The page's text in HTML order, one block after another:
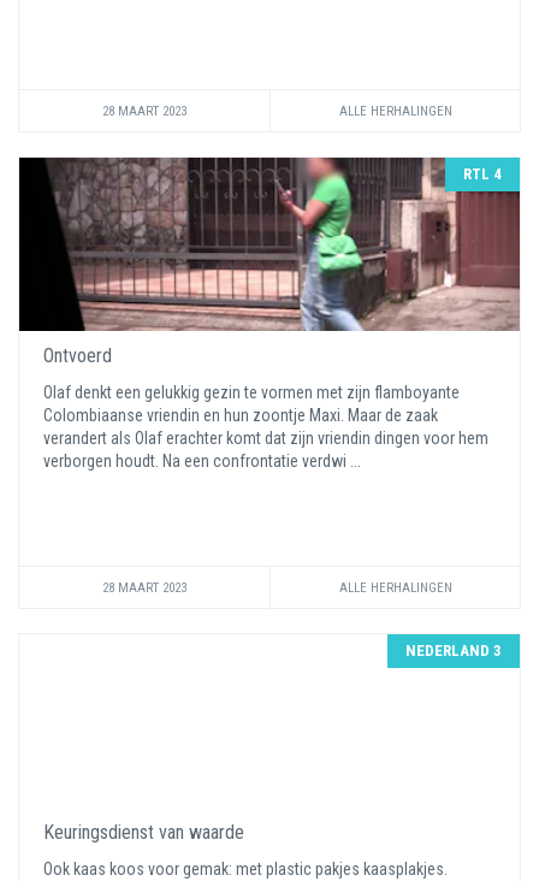
28 MAART 2023 ALLE HERHALINGEN
RTL 4
Ontvoerd
Olaf denkt een gelukkig gezin te vormen met zijn flamboyante
Colombiaanse vriendin en hun zoontje Maxi. Maar de zaak
verandert als Olaf erachter komt dat zijn vriendin dingen voor hem
verborgen houdt. Na een confrontatie verdwi ...
28 MAART 2023 ALLE HERHALINGEN
NEDERLAND 3
Keuringsdienst van waarde
Ook kaas koos voor gemak: met plastic pakjes kaasplakjes.